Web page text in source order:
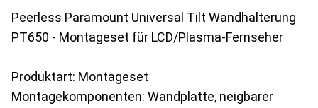
Peerless Paramount Universal Tilt Wandhalterung
PT650 - Montageset für LCD/Plasma-Fernseher
Produktart: Montageset
Montagekomponenten: Wandplatte, neigbarer